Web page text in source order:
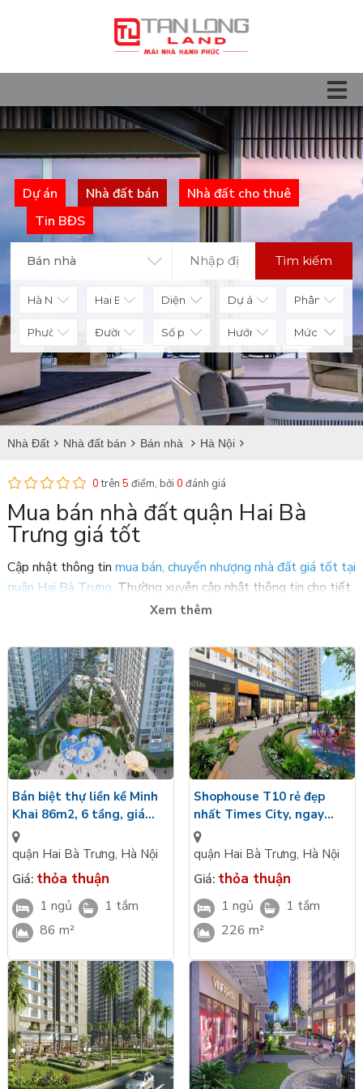
Dự án Nhà đất bán
Nhà đất cho thuê
Tin BĐS
Bán nhà Tìm kiếm
Diện tích
Số phòng Hướng nhà Mức giá
Nhà Đất Nhà đất bán Bán nhà Hà Nội
Bán nhà tại Hai Bà Trưng
0trên 5 điểm, bởi 0 đánh giá
Mua bán nhà đất quận Hai Bà
Trưng giá tốt
Cập nhật thông tin mua bán, chuyển nhượng nhà đất giá tốt tại
quận Hai Bà Trưng. Thường xuyên cập nhật thông tin cho tiết
về diện tích, vị trí và giá bán nhà đất tại quận Hai Bà Trưng với
quận trung tâm của thủ đô Hà Nội nên có sự đầu tư quy hoạch
lớn góp phần làm hoạt động mua bán nhà đất tại quận Hai Bà
Trưng được thúc đẩy và phát triển với giá trị tăng cao theo
thời gian.
Mạng lưới giáo dục, y tế, thương mại đầy đủ
và hiện đại
Quận Hai Bà Trung là khu vực đáng sống nhất Hà Nội. Một hệ
thống trường học đa dạng từ trường công lập đến trường
chuẩn quốc tế, từ trường mần non đến cấp đại học:
Trường tiểu học Tây Sơn, tiểu học Thanh Lương, tiểu học
Xem thêm
Bán biệt thự liền kề Minh
Khai 86m2, 6 tầng, giá
19,9 tỷ
quận Hai Bà Trưng, Hà Nội
Giá: thỏa thuận
1 ngủ
1 tắm
86 m²
Shophouse T10 rẻ đẹp
nhất Times City, ngay
mặt hồ trung tâm có đài
phun nước, DT 226m2, giá
quận Hai Bà Trưng, Hà Nội
Giá: thỏa thuận
1 ngủ
1 tắm
226 m²